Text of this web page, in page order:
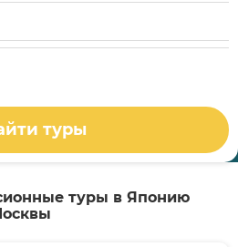
туры
туры в Японию